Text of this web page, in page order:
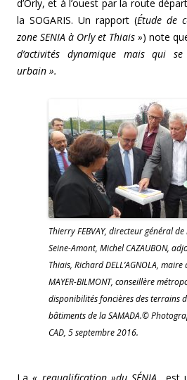
d’Orly, et à l’ouest par la route
la SOGARIS. Un rapport (Étude de
zone SENIA à Orly et Thiais ») note
d’activités dynamique mais qui
urbain ».
Thierry FEBVAY, directeur général de
Seine-Amont, Michel CAZAUBON,
Thiais, Richard DELL’AGNOLA,
MAYER-BILMONT, conseillère
disponibilités foncières des terrains
bâtiments de la SAMADA.©
CAD, 5 septembre 2016.